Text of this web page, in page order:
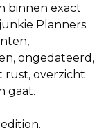
binnen exact
Planners.
ongedateerd,
rust, overzicht
gaat.